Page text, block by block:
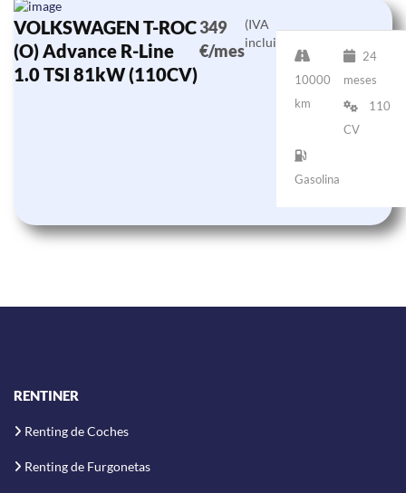
VOLKSWAGEN T-ROC
(O) Advance R-Line
1.0 TSI 81kW (110CV)
349
€/mes
(IVA
incluido)
10000
km
24
meses
110
CV
Gasolina
RENTINER
Renting de Coches
Renting de Furgonetas